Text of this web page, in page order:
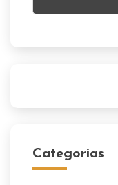
Categorias